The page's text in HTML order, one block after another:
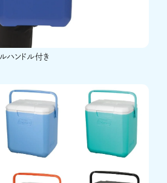
ハンドル付き